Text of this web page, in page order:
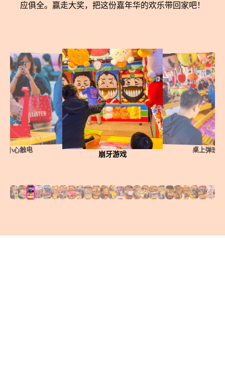
应俱全。赢走大奖，把这份嘉年华的欢乐带回家吧！
小心触电 崩牙游戏 桌上弹珠